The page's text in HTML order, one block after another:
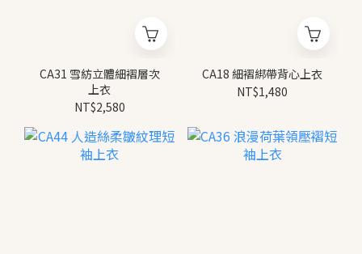
CA31 雪紡立體細褶層次
上衣
NT$2,580
CA18 細褶綁帶背心上衣
NT$1,480